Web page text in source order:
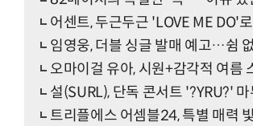
어센트, 두근두근 'LOVE ME DO'
임영웅, 더블 싱글 발매 예고…쉼
오마이걸 유아, 시원+감각적 여름
설(SURL), 단독 콘서트 '?YRU?'
트리플에스 어셈블24, 특별 매력